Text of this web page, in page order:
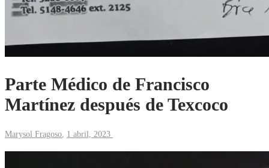
Parte Médico de Francisco
Martínez después de Texcoco
Marysol Fragoso, 1 abril, 2023